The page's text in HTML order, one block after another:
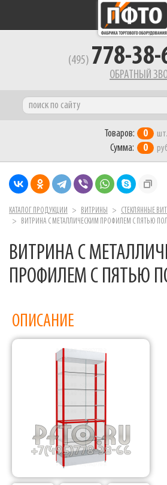
(495) 778-38-
ОБРАТНЫЙ
Товаров: 0 шт.
Сумма: 0
КАТАЛОГ ПРОДУКЦИИ ВИТРИНЫ
СТЕКЛЯННЫЕ
ВИТРИНА С МЕТАЛЛИЧЕСКИМ ПРОФИЛЕМ С ПЯТЬЮ
ВИТРИНА С
ПРОФИЛЕМ С ПЯТЬЮ
ОПИСАНИЕ